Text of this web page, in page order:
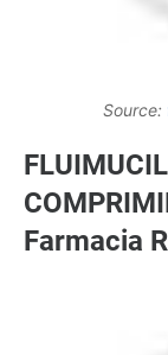
Source:
Farmacia